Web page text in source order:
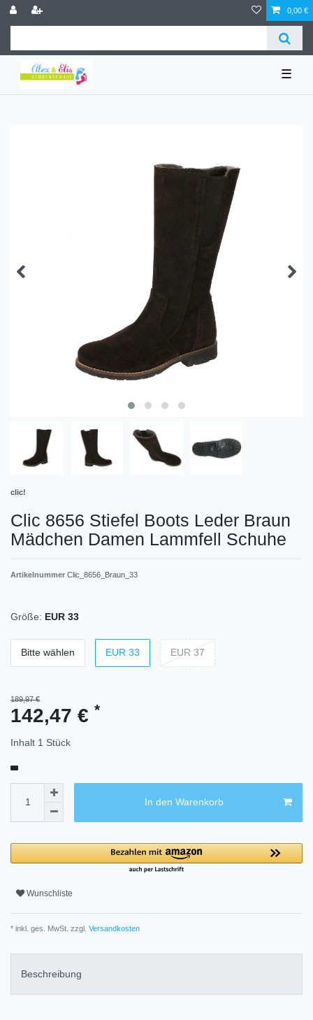
0,00 €
☰
clic!
Clic 8656 Stiefel Boots Leder Braun
Mädchen Damen Lammfell Schuhe
Artikelnummer Clic_8656_Braun_33
Größe: EUR 33
Bitte wählen EUR 33 EUR 37
189,97 €
142,47 € *
Inhalt 1 Stück
In den Warenkorb
Wunschliste
* inkl. ges. MwSt. zzgl. Versandkosten
Beschreibung